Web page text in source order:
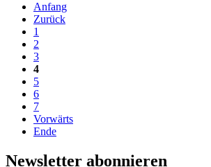
Anfang
Zurück
1
2
3
4
5
6
7
Vorwärts
Ende
Newsletter abonnieren